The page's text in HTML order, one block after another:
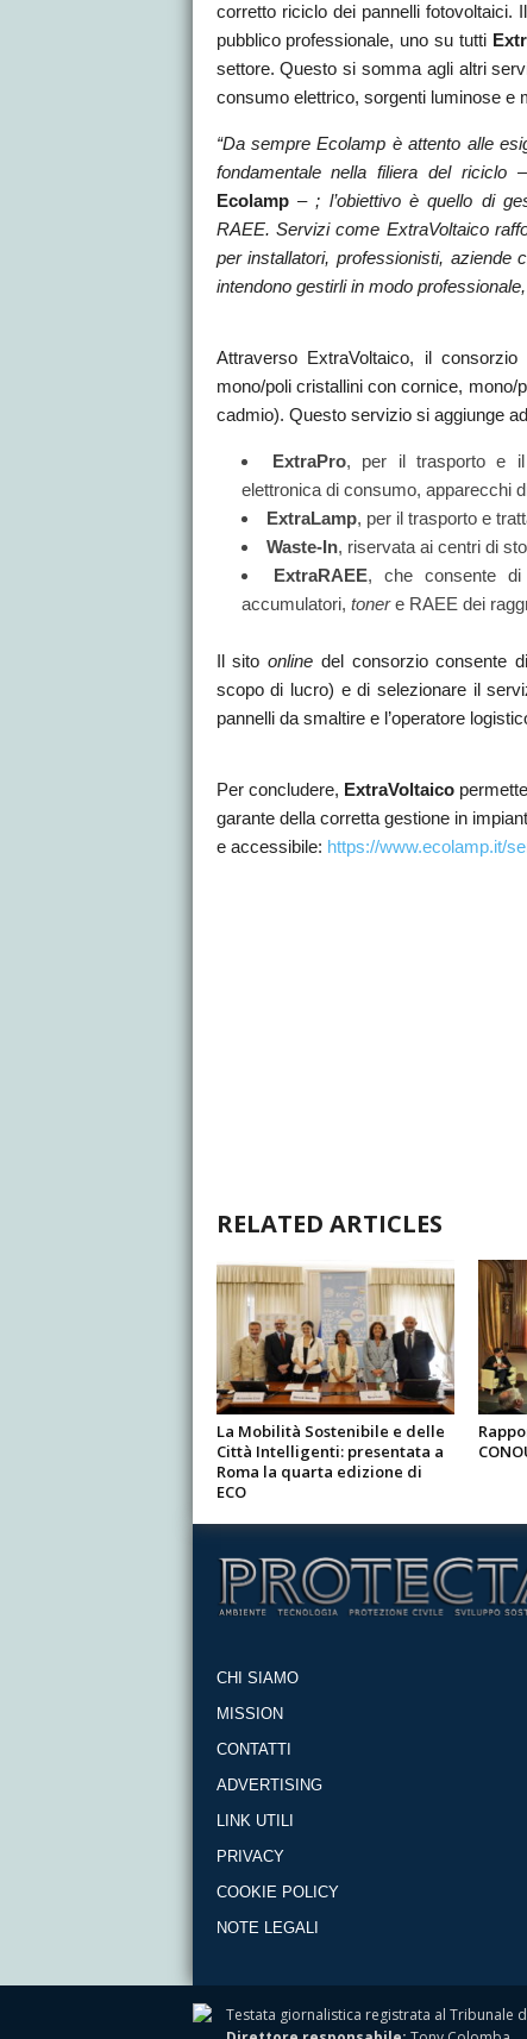
corretto riciclo dei pannelli fotovoltaici.
pubblico professionale, uno su tutti
settore. Questo si somma agli altri
consumo elettrico, sorgenti luminose e
“Da sempre Ecolamp è attento alle
fondamentale nella filiera del riciclo
Ecolamp– ; l’obiettivo è quello di
RAEE. Servizi come ExtraVoltaico
per installatori, professionisti, aziende
intendono gestirli in modo
Attraverso ExtraVoltaico, il
mono/poli cristallini con cornice,
cadmio). Questo servizio si aggiunge ad
ExtraPro, per il trasporto e il
elettronica di consumo, apparecchi
ExtraLamp, per il trasporto e
Waste-In, riservata ai centri di
ExtraRAEE, che consente di
accumulatori, tonere RAEE dei
Il sitoonline del consorzio consente
scopo di lucro) e di selezionare il
pannelli da smaltire e l’operatore
Per concludere, ExtraVoltaicopermette
garante della corretta gestione in
e accessibile: https://www.ecolamp.it/
RELATED ARTICLES
La Mobilità Sostenibile e delle
Città Intelligenti: presentata a
Roma la quarta edizione di
ECO
CHI SIAMO
MISSION
CONTATTI
ADVERTISING
LINK UTILI
PRIVACY
COOKIE POLICY
NOTE LEGALI
Testata giornalistica registrata al Tribunale